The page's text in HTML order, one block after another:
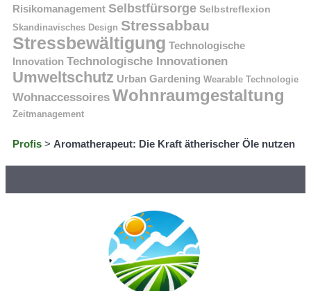
Risikomanagement Selbstfürsorge Selbstreflexion
Skandinavisches Design Stressabbau
Stressbewältigung Technologische
Innovation Technologische Innovationen
Umweltschutz Urban Gardening Wearable Technologie
Wohnaccessoires Wohnraumgestaltung
Zeitmanagement
Profis > Aromatherapeut: Die Kraft ätherischer Öle nutzen